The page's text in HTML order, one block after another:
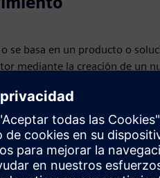
se basa en un producto o
mediante la creación de un
del producto Siemens
propio
y vende de manera conjunta